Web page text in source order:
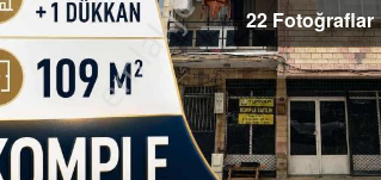
22 Fotoğraflar